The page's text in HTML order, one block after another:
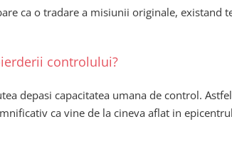
ca o tradare a misiunii originale, existand
controlului?
depasi capacitatea umana de control.
ca vine de la cineva aflat in